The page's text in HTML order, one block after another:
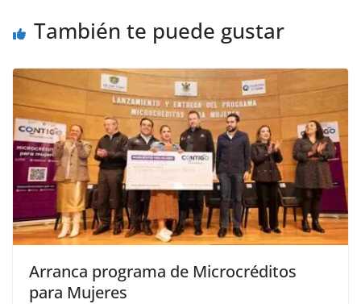
También te puede gustar
Arranca programa de Microcréditos
para Mujeres